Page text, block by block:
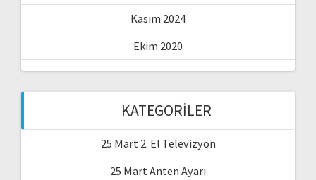
Kasım 2024
Ekim 2020
KATEGORILER
25 Mart 2. El Televizyon
25 Mart Anten Ayarı